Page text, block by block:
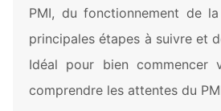
PMI, du fonctionnement de
principales étapes à suivre et
Idéal pour bien commencer
comprendre les attentes du